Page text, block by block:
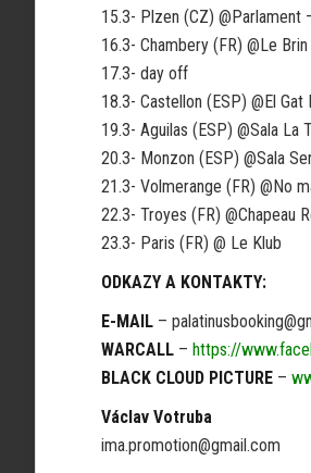
15.3- Plzen (CZ) @Parlament
16.3- Chambery (FR) @Le
17.3- day off
18.3- Castellon (ESP) @El Gat
19.3- Aguilas (ESP) @Sala La
20.3- Monzon (ESP) @Sala
21.3- Volmerange (FR) @No
22.3- Troyes (FR) @Chapeau
23.3- Paris (FR) @ Le Klub
ODKAZY A KONTAKTY:
E-MAIL –
WARCALL – https://
BLACK CLOUD PICTURE –
Václav Votruba
ima.promotion@gmail.com